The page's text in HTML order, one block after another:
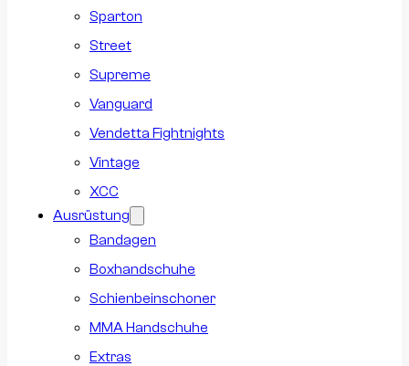
Sparton
Street
Supreme
Vanguard
Vendetta Fightnights
Vintage
XCC
Ausrüstung
Bandagen
Boxhandschuhe
Schienbeinschoner
MMA Handschuhe
Extras